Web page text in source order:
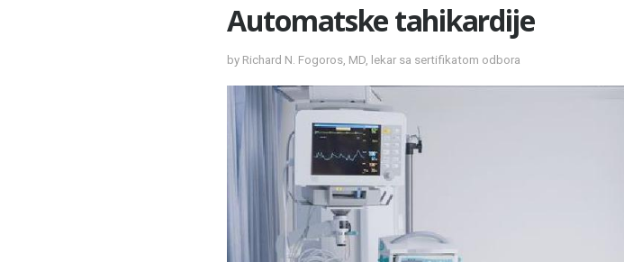
Automatske tahikardije
by Richard N. Fogoros, MD, lekar sa sertifikatom odbora